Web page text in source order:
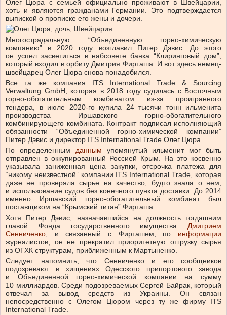
Олег Цюра с семьей официально проживают в Швейцарии,
хоть и являются гражданами Германии. Это подтверждается
выпиской о прописке его жены и дочери.
Многострадальную “Объединенную горно-химическую
компанию” в 2020 году возглавил Питер Дэвис. До этого
он успел засветиться в набсовете банка “Клиринговый дом”,
который входил в орбиту Дмитрия Фирташа. И вот здесь немец-
швейцарец Олег Цюра снова понадобился.
Все та же компания ITS International Trade & Sourcing
Verwaltung GmbH, которая в 2018 году судилась с Восточным
горно-обогатительным комбинатом из-за проигранного
тендера, в июле 2020-го купила 24 тысячи тонн ильменита
производства Иршавского горно-обогатительного
комбинирующего комбината. Контракт подписал исполняющий
обязанности “Объединенной горно-химической компании”
Питер Дэвис и директор ITS International Trade Олег Цюра.
По определенным данным упомянутый ильменит мог быть
отправлен в оккупированный Россией Крым. На это косвенно
указывала заниженная цена закупки, отсрочка платежа для
“никому неизвестной” компании ITS International Trade, которая
даже не проверяла сырье на качество, будто знала о нем,
и использование судов без конечного пункта доставки. До 2014
именно Иршавский горно-обогатительный комбинат был
поставщиком на “Крымский титан” Фирташа.
Хотя Питер Дэвис, назначавшийся на должность тогдашним
главой Фонда государственного имущества Дмитрием
Сенниченко , и связанный с Фирташем, по информации
журналистов, он не прекратил приоритетную отгрузку сырья
из ОГХК структурам, приближенным к Мартыненко.
Следует напомнить, что Сенниченко и его сообщников
подозревают в хищениях Одесского припортового завода
и Объединенной горно-химической компании на сумму
10 миллиардов. Среди подозреваемых Сергей Байрак, который
отвечал за вывод средств из Украины. Он связан
непосредственно с Олегом Цюром через ту же фирму ITS
International Trade.